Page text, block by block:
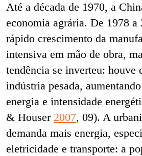
Até a década de 1970, a
economia agrária. De 1978 a
rápido crescimento da
intensiva em mão de obra,
tendência se inverteu: houve
indústria pesada,
energia e intensidade
& Houser 2007, 09). A
demanda mais energia,
eletricidade e transporte: a